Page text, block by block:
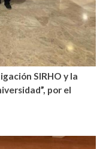
SIRHO y la
por el